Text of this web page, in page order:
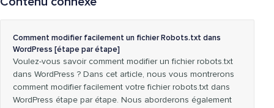
Comment modifier facilement un fichier Robots.txt dans
WordPress [étape par étape]
Voulez-vous savoir comment modifier un fichier robots.txt
dans WordPress ? Dans cet article, nous vous montrerons
comment modifier facilement votre fichier robots.txt dans
WordPress étape par étape. Nous aborderons également